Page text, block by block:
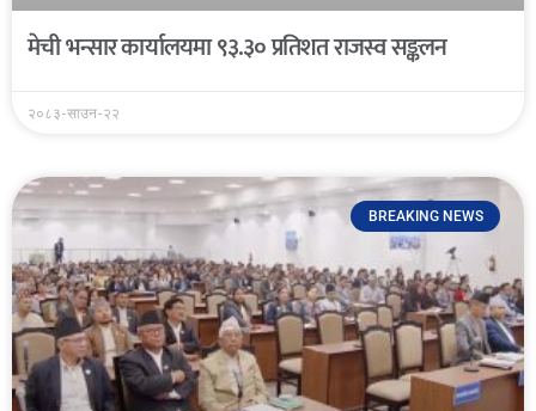
मेची भन्सार कार्यालयमा ९३.३० प्रतिशत राजस्व सङ्कलन
२०८३-साउन-२२
BREAKING NEWS